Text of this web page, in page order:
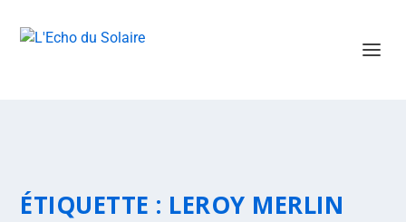
ÉTIQUETTE : LEROY MERLIN